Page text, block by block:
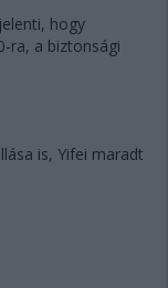
hogy
ra, a biztonsági
is, Yifei maradt